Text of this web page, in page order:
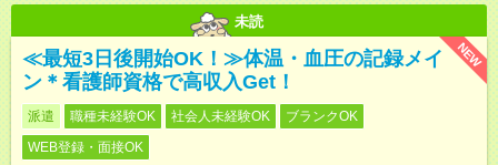
未読
NEW
≪最短3日後開始OK！≫体温・血圧の記録メイ
ン＊看護師資格で高収入Get！
派遣 職種未経験OK 社会人未経験OK
ブランクOK
WEB登録・面接OK